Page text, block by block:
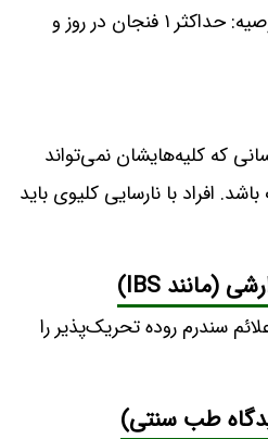
قند خون را افزایش دهد. توصیه: حداکثر ۱ فنجان در روز و
که کلیه‌هایشان نمی‌تواند
افراد با نارسایی کلیوی باید
سندرم روده تحریک‌پذیر را